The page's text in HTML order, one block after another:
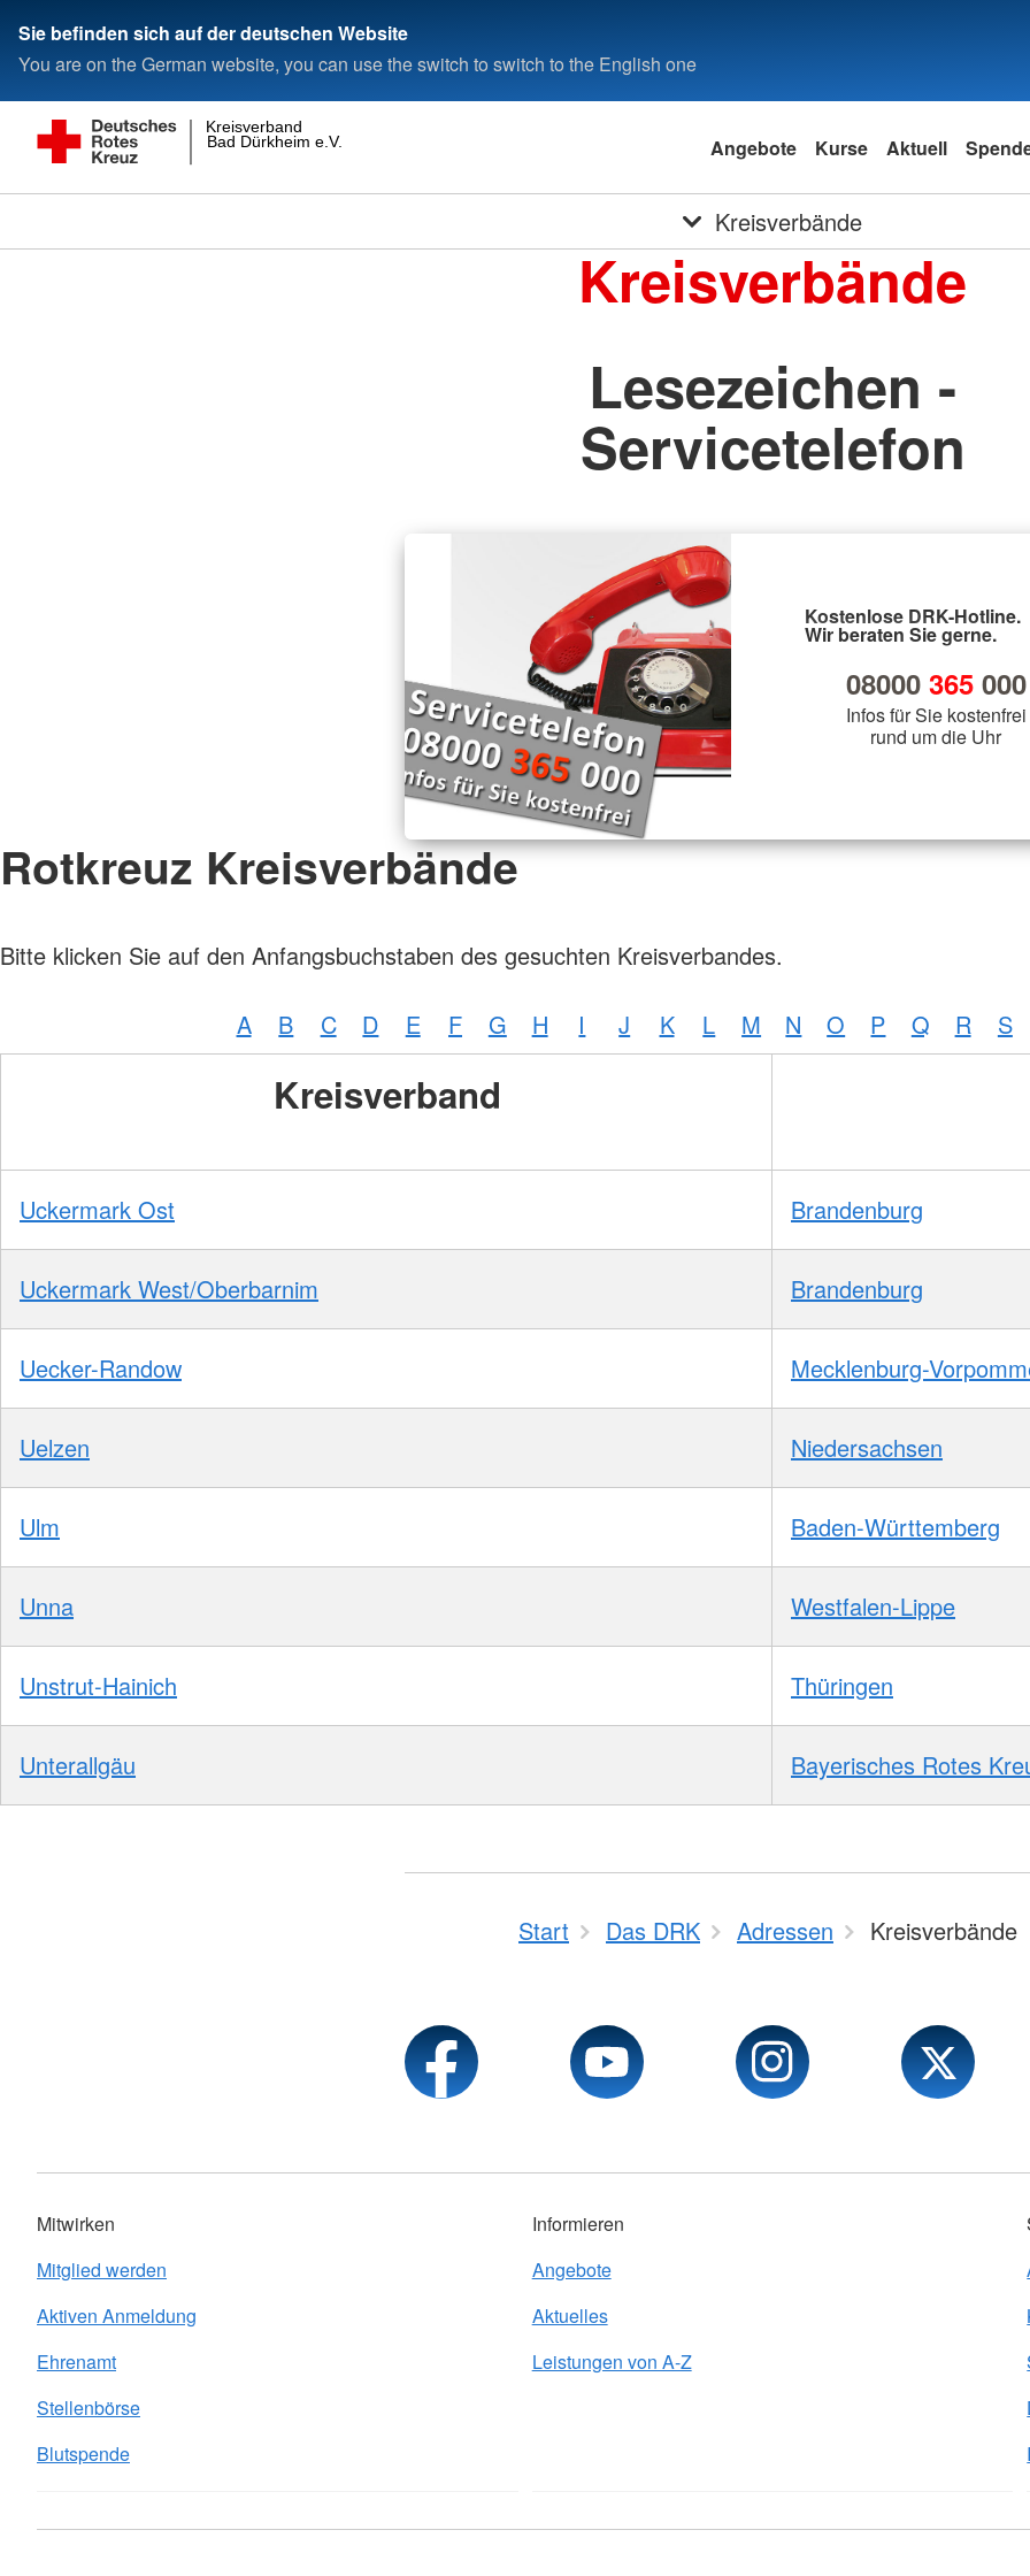
Sie befinden sich auf der deutschen Website
You are on the German website, you can use the switch to switch to the English one
Bad Dürkheim e.V.
Kreisverband
Angebote Kurse Aktuell
Kreisverbände
Kreisverbände
Lesezeichen -
Servicetelefon
Kostenlose DRK-Hotline.
Wir beraten Sie gerne.
08000 365000
Infos für Sie kostenfrei
rund um die Uhr
Rotkreuz Kreisverbände
Bitte klicken Sie auf den Anfangsbuchstaben des gesuchten Kreisverbandes.
A B C D E F G H I J K L M N O P Q R S
Kreisverband
Uckermark Ost Brandenburg
Uckermark West/Oberbarnim Brandenburg
Uecker-Randow Mecklenburg-
Uelzen Niedersachsen
Ulm Baden-Württemberg
Unna Westfalen-Lippe
Unstrut-Hainich Thüringen
Unterallgäu Bayerisches Rotes
Start Das DRK Adressen Kreisverbände
Mitwirken
Mitglied werden
Aktiven Anmeldung
Ehrenamt
Stellenbörse
Blutspende
Informieren
Angebote
Aktuelles
Leistungen von A-Z